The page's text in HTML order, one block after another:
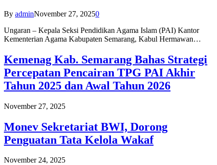
By adminNovember 27, 20250
Ungaran – Kepala Seksi Pendidikan Agama Islam (PAI) Kantor
Kementerian Agama Kabupaten Semarang, Kabul Hermawan…
Kemenag Kab. Semarang Bahas Strategi
Percepatan Pencairan TPG PAI Akhir
Tahun 2025 dan Awal Tahun 2026
November 27, 2025
Monev Sekretariat BWI, Dorong
Penguatan Tata Kelola Wakaf
November 24, 2025